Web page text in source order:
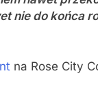
nie do końca
na Rose City